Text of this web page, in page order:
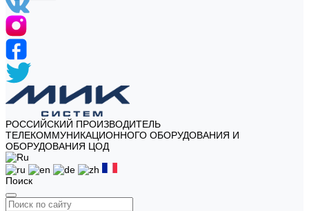
РОССИЙСКИЙ ПРОИЗВОДИТЕЛЬ
ТЕЛЕКОММУНИКАЦИОННОГО ОБОРУДОВАНИЯ И
ОБОРУДОВАНИЯ ЦОД
Поиск